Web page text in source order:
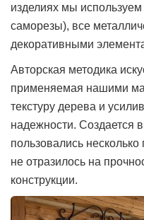
изделиях мы
саморезы), все
декоративными
Авторская методика
применяемая нашими
текстуру дерева и
надежности. Создается
пользовались
не отразилось на
конструкции.